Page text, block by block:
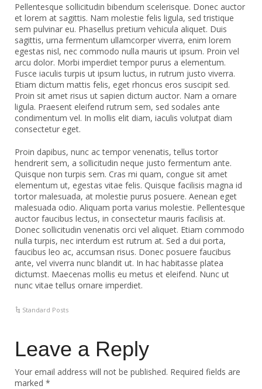
Pellentesque sollicitudin bibendum scelerisque. Donec auctor
et lorem at sagittis. Nam molestie felis ligula, sed tristique
sem pulvinar eu. Phasellus pretium vehicula aliquet. Duis
sagittis, urna fermentum ullamcorper viverra, enim lorem
egestas nisl, nec commodo nulla mauris ut ipsum. Proin vel
arcu dolor. Morbi imperdiet tempor purus a elementum.
Fusce iaculis turpis ut ipsum luctus, in rutrum justo viverra.
Etiam dictum mattis felis, eget rhoncus eros suscipit sed.
Proin sit amet risus ut sapien dictum auctor. Nam a ornare
ligula. Praesent eleifend rutrum sem, sed sodales ante
condimentum vel. In mollis elit diam, iaculis volutpat diam
consectetur eget.
Proin dapibus, nunc ac tempor venenatis, tellus tortor
hendrerit sem, a sollicitudin neque justo fermentum ante.
Quisque non turpis sem. Cras mi quam, congue sit amet
elementum ut, egestas vitae felis. Quisque facilisis magna id
tortor malesuada, at molestie purus posuere. Aenean eget
malesuada odio. Aliquam porta varius molestie. Pellentesque
auctor faucibus lectus, in consectetur mauris facilisis at.
Donec sollicitudin venenatis orci vel aliquet. Etiam commodo
nulla turpis, nec interdum est rutrum at. Sed a dui porta,
faucibus leo ac, accumsan risus. Donec posuere faucibus
ante, vel viverra nunc blandit ut. In hac habitasse platea
dictumst. Maecenas mollis eu metus et eleifend. Nunc ut
nunc vitae tellus ornare imperdiet.
Standard Posts
Leave a Reply
Your email address will not be published. Required fields are
marked *